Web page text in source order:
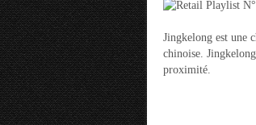
Jingkelong est une
chinoise.
proximité.